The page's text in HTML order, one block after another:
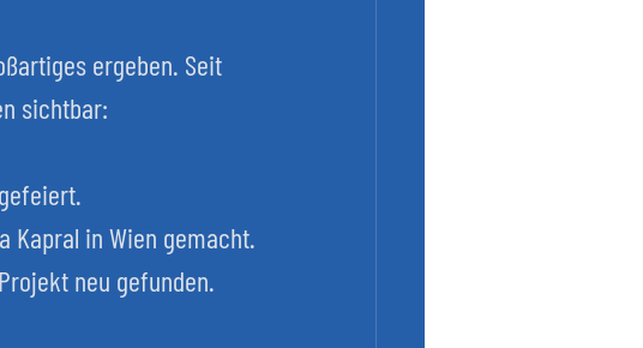
ergeben. Seit
sichtbar:
Kapral in Wien gemacht.
neu gefunden.